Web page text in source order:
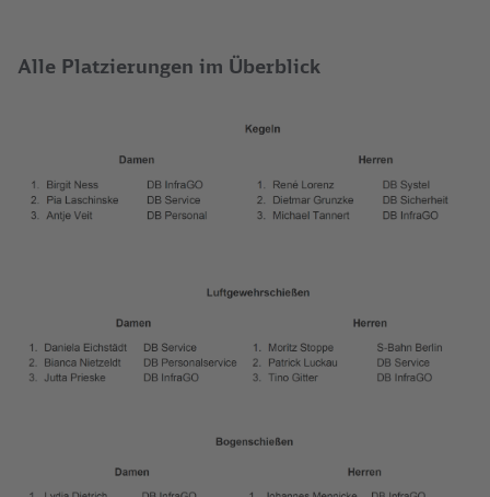
Alle Platzierungen im Überblick